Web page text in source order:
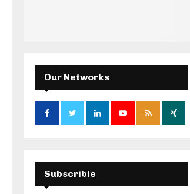
Our Networks
Subscrible